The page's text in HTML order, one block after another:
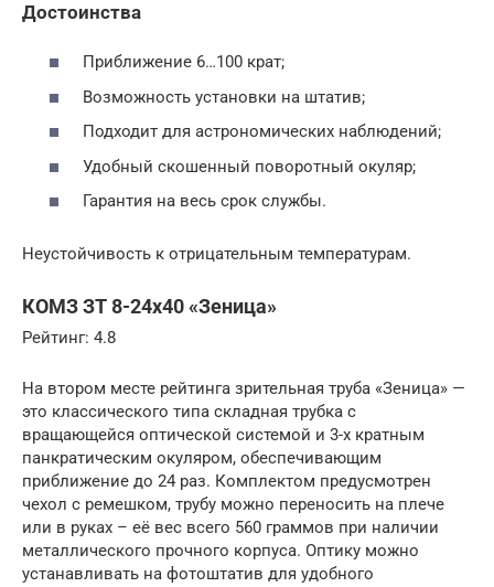
Достоинства
Приближение 6…100 крат;
Возможность установки на штатив;
Подходит для астрономических наблюдений;
Удобный скошенный поворотный окуляр;
Гарантия на весь срок службы.
Неустойчивость к отрицательным температурам.
КОМЗ ЗТ 8-24х40 «Зеница»
Рейтинг: 4.8
На втором месте рейтинга зрительная труба «Зеница» —
это классического типа складная трубка с
вращающейся оптической системой и 3-х кратным
панкратическим окуляром, обеспечивающим
приближение до 24 раз. Комплектом предусмотрен
чехол с ремешком, трубу можно переносить на плече
или в руках – её вес всего 560 граммов при наличии
металлического прочного корпуса. Оптику можно
устанавливать на фотоштатив для удобного